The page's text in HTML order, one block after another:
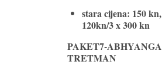
stara cijena: 150
120kn/3 x 300 kn
PAKET7-
TRETMAN